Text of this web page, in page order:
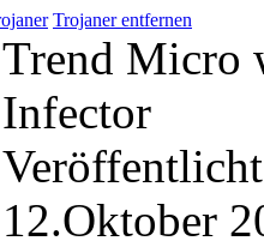
Trojaner entfernen
Trend Micro
Infector
12.Oktober